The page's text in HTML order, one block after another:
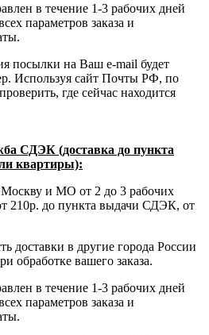
в течение 1-3 рабочих дней
параметров заказа и
посылки на Ваш e-mail будет
Используя сайт Почты РФ, по
где сейчас находится
СДЭК (доставка до пункта
квартиры):
Москву и МО от 2 до 3 рабочих
210р. до пункта выдачи СДЭК, от
доставки в другие города России
обработке вашего заказа.
в течение 1-3 рабочих дней
параметров заказа и